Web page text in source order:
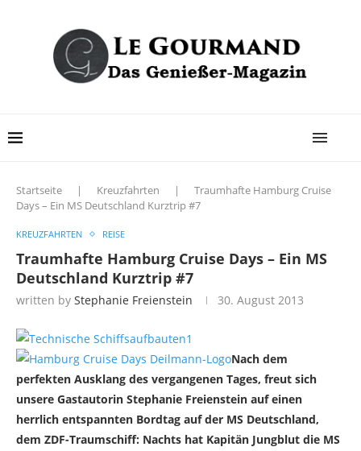
Startseite | Kreuzfahrten |
Traumhafte Hamburg Cruise
Days – Ein MS Deutschland Kurztrip #7
KREUZFAHRTEN REISE
Traumhafte Hamburg Cruise Days – Ein MS
Deutschland Kurztrip #7
written by Stephanie Freienstein 30. August 2013
Nach dem
perfekten Ausklang des vergangenen Tages, freut sich
unsere Gastautorin Stephanie Freienstein auf einen
herrlich entspannten Bordtag auf der MS Deutschland,
dem ZDF-Traumschiff: Nachts hat Kapitän Jungblut die MS